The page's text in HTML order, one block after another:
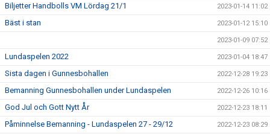
Biljetter Handbolls VM Lördag 21/1 2023-01-14 11:02
Bäst i stan 2023-01-12 15:10
2023-01-09 07:52
Lundaspelen 2022 2023-01-04 18:47
Sista dagen i Gunnesbohallen 2022-12-28 19:23
Bemanning Gunnesbohallen under Lundaspelen 2022-12-26 10:16
God Jul och Gott Nytt År 2022-12-23 18:11
Påminnelse Bemanning - Lundaspelen 27 - 29/12 2022-12-23 08:29